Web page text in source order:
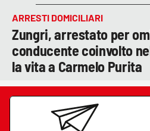
ARRESTI DOMICILIARI
Zungri, arrestato per
conducente coinvolto
la vita a Carmelo Purita